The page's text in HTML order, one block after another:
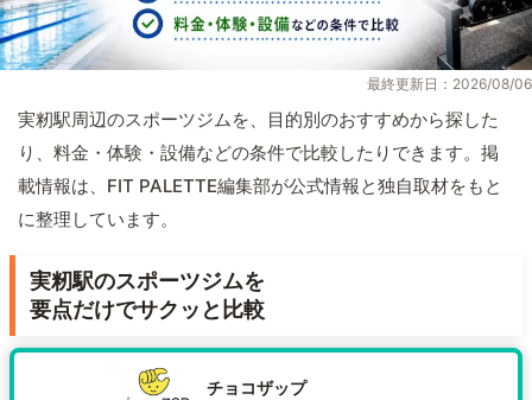
最終更新日：2026/08/06
実籾駅周辺のスポーツジムを、目的別のおすすめから探した
り、料金・体験・設備などの条件で比較したりできます。掲
載情報は、FIT PALETTE編集部が公式情報と独自取材をもと
に整理しています。
実籾駅のスポーツジムを
要点だけでサクッと比較
チョコザップ